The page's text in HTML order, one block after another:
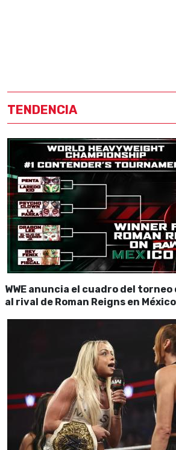
TENDENCIA
WWE anuncia el cuadro del
al rival de Roman Reigns en México